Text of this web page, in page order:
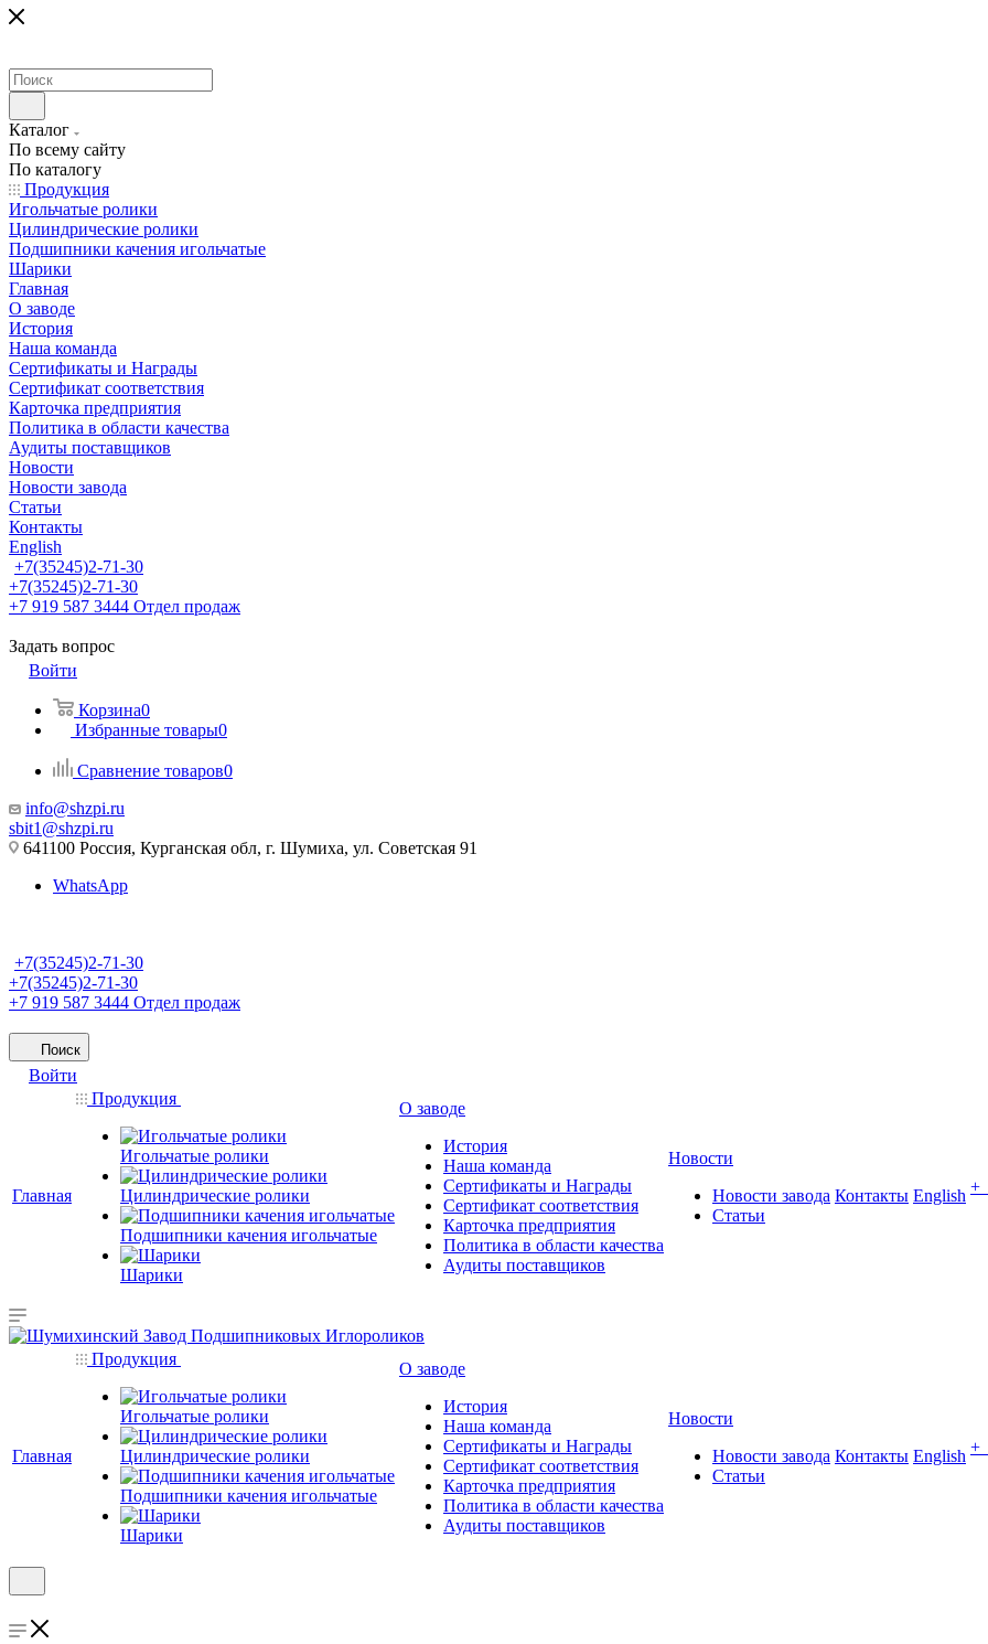
Каталог
По всему сайту
По каталогу
Продукция
Игольчатые ролики
Цилиндрические ролики
Подшипники качения игольчатые
Шарики
Главная
О заводе
История
Наша команда
Сертификаты и Награды
Сертификат соответствия
Карточка предприятия
Политика в области качества
Аудиты поставщиков
Новости
Новости завода
Статьи
Контакты
English
+7(35245)2-71-30
+7(35245)2-71-30
+7 919 587 3444 Отдел продаж
Задать вопрос
Войти
Корзина0
Избранные товары0
Сравнение товаров0
info@shzpi.ru
sbit1@shzpi.ru
641100 Россия, Курганская обл, г. Шумиха, ул. Советская 91
WhatsApp
+7(35245)2-71-30
+7(35245)2-71-30
+7 919 587 3444 Отдел продаж
Поиск
Войти
Главная
Продукция
Игольчатые ролики
Цилиндрические ролики
Подшипники качения игольчатые
Шарики
О заводе
История
Наша команда
Сертификаты и Награды
Сертификат соответствия
Карточка предприятия
Политика в области качества
Аудиты поставщиков
Новости
Новости завода
Статьи
Контакты English +
Главная
Продукция
Игольчатые ролики
Цилиндрические ролики
Подшипники качения игольчатые
Шарики
О заводе
История
Наша команда
Сертификаты и Награды
Сертификат соответствия
Карточка предприятия
Политика в области качества
Аудиты поставщиков
Новости
Новости завода
Статьи
Контакты English +